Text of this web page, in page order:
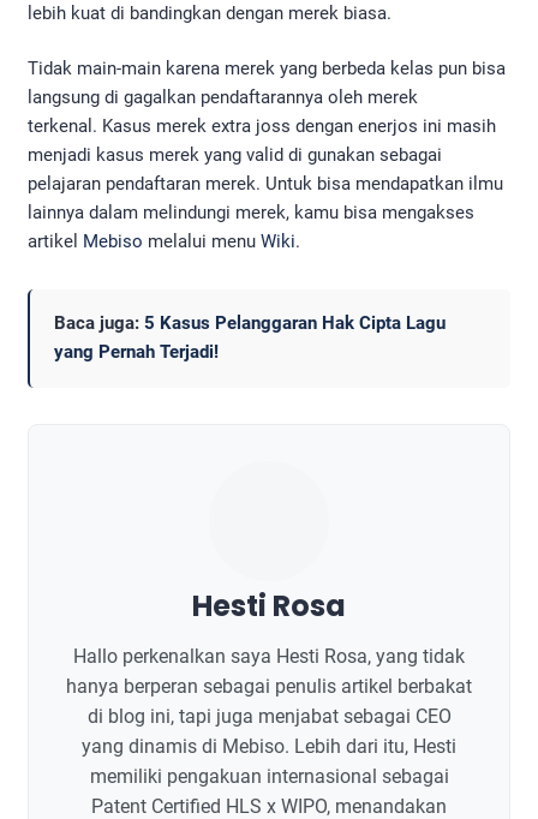
lebih kuat di bandingkan dengan merek biasa.
Tidak main-main karena merek yang berbeda kelas pun bisa
langsung di gagalkan pendaftarannya oleh merek
terkenal. Kasus merek extra joss dengan enerjos ini masih
menjadi kasus merek yang valid di gunakan sebagai
pelajaran pendaftaran merek. Untuk bisa mendapatkan ilmu
lainnya dalam melindungi merek, kamu bisa mengakses
artikel Mebiso melalui menu Wiki.
Baca juga: 5 Kasus Pelanggaran Hak Cipta Lagu
yang Pernah Terjadi!
Hesti Rosa
Hallo perkenalkan saya Hesti Rosa, yang tidak
hanya berperan sebagai penulis artikel berbakat
di blog ini, tapi juga menjabat sebagai CEO
yang dinamis di Mebiso. Lebih dari itu, Hesti
memiliki pengakuan internasional sebagai
Patent Certified HLS x WIPO, menandakan